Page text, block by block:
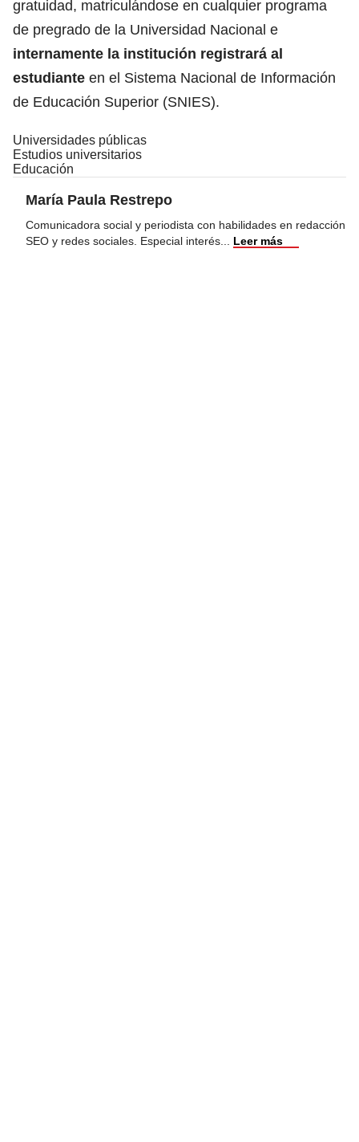
gratuidad, matriculándose en cualquier programa
de pregrado de la Universidad Nacional e
internamente la institución registrará al
estudiante en el Sistema Nacional de Información
de Educación Superior (SNIES).
Universidades públicas
Estudios universitarios
Educación
María Paula Restrepo
Comunicadora social y periodista con habilidades en redacción
SEO y redes sociales. Especial interés
Leer más